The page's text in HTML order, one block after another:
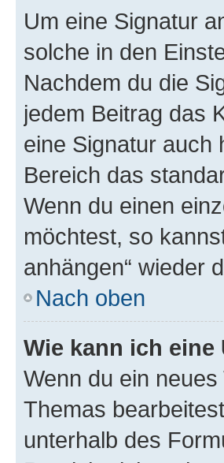
Um eine Signatur
solche in den
Nachdem du die
jedem Beitrag das
eine Signatur auch
Bereich das
Wenn du einen
möchtest, so
anhängen“ wieder
Nach oben
Wie kann ich
Wenn du ein
Themas
unterhalb des